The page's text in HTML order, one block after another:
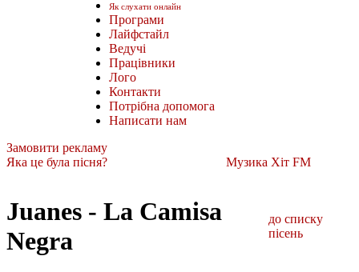
Як слухати онлайн
Програми
Лайфстайл
Ведучі
Працівники
Лого
Контакти
Потрібна допомога
Написати нам
Замовити рекламу
Яка це була пісня?
Музика Хіт FM
Juanes - La Camisa
Negra
до списку
пісень